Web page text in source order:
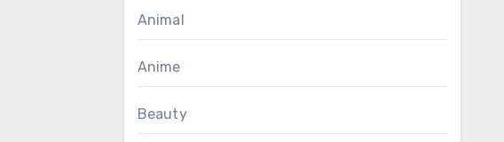
Animal
Anime
Beauty